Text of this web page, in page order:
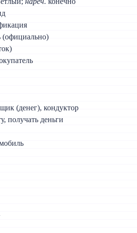
(официально)
(денег), кондуктор
получать деньги